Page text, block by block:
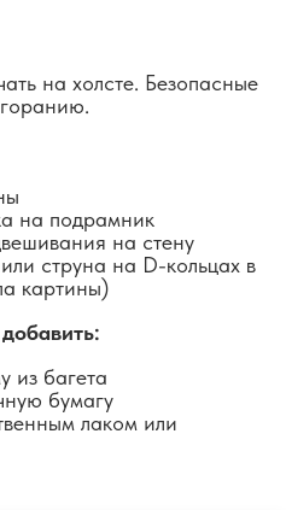
на холсте. Безопасные
на подрамник
на стену
струна на D-кольцах в
картины)
из багета
бумагу
лаком или